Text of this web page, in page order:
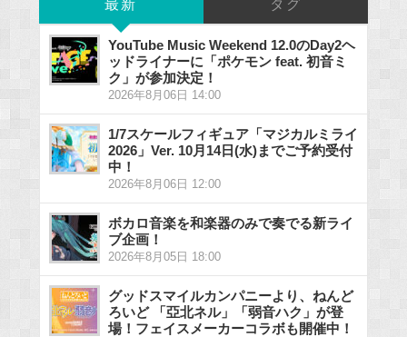
最新 タグ
YouTube Music Weekend 12.0のDay2ヘ
ッドライナーに「ポケモン feat. 初音ミ
ク」が参加決定！
2026年8月06日 14:00
1/7スケールフィギュア「マジカルミライ
2026」Ver. 10月14日(水)までご予約受付
中！
2026年8月06日 12:00
ボカロ音楽を和楽器のみで奏でる新ライ
ブ企画！
2026年8月05日 18:00
グッドスマイルカンパニーより、ねんど
ろいど 「亞北ネル」「弱音ハク」が登
場！フェイスメーカーコラボも開催中！